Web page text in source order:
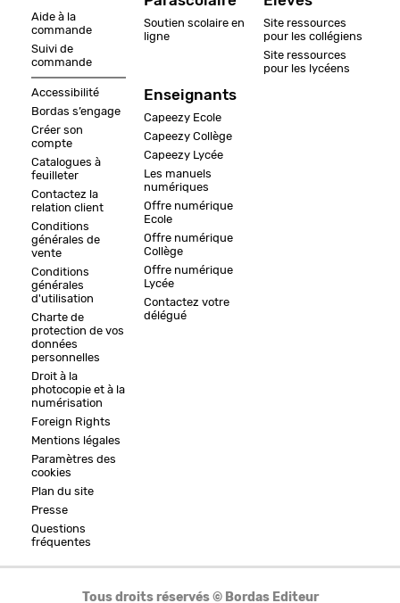
Aide à la
commande
Suivi de
commande
Accessibilité
Bordas s’engage
Créer son
compte
Catalogues à
feuilleter
Contactez la
relation client
Conditions
générales de
vente
Conditions
générales
d'utilisation
Charte de
protection de vos
données
personnelles
Droit à la
photocopie et à la
numérisation
Foreign Rights
Mentions légales
Paramètres des
cookies
Plan du site
Presse
Questions
fréquentes
Soutien scolaire en
ligne
Enseignants
Capeezy Ecole
Capeezy Collège
Capeezy Lycée
Les manuels
numériques
Offre numérique
Ecole
Offre numérique
Collège
Offre numérique
Lycée
Contactez votre
délégué
Site ressources
pour les collégiens
Site ressources
pour les lycéens
Tous droits réservés © Bordas Editeur